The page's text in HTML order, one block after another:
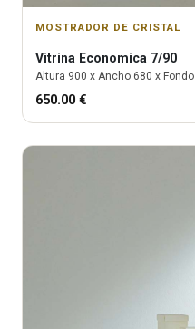
MOSTRADOR DE CRISTAL
Vitrina Economica 7/90
Altura 900 x Ancho 680 x Fondo
650.00 €